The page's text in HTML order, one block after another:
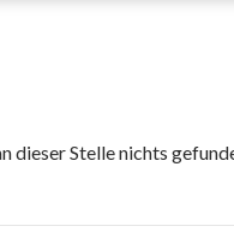
dieser Stelle nichts